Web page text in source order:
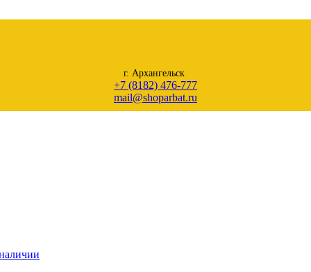
г. Архангельск
+7 (8182) 476-777
mail@shoparbat.ru